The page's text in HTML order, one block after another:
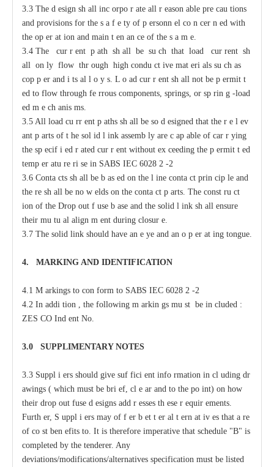
3.3 The d esign sh all inc orpo r ate all r eason able pre cau tions
and provisions for the s a f e ty of p ersonn el co n cer n ed with
the op er at ion and main t en an ce of the s a m e.
3.4 The cur r ent p ath sh all be su ch that load cur rent sh
all on ly flow thr ough high condu ct ive mat eri als su ch as
cop p er and i ts al l o y s. L o ad cur r ent sh all not be p ermit t
ed to flow through fe rrous components, springs, or sp rin g -load
ed m e ch anis ms.
3.5 All load cu rr ent p aths sh all be so d esigned that the r e l ev
ant p arts of t he sol id l ink assemb ly are c ap able of car r ying
the sp ecif i ed r ated cur r ent without ex ceeding the p ermit t ed
temp er atu re ri se in SABS IEC 6028 2 -2
3.6 Conta cts sh all be b as ed on the l ine conta ct prin cip le and
the re sh all be no w elds on the conta ct p arts. The const ru ct
ion of the Drop out f use b ase and the solid l ink sh all ensure
their mu tu al align m ent during closur e.
3.7 The solid link should have an e ye and an o p er at ing tongue.
4. MARKING AND IDENTIFICATION
4.1 M arkings to con form to SABS IEC 6028 2 -2
4.2 In addi tion , the following m arkin gs mu st be in cluded :
ZES CO Ind ent No.
3.0 SUPPLIMENTARY NOTES
3.3 Suppl i ers should give suf fici ent info rmation in cl uding dr
awings ( which must be bri ef, cl e ar and to the po int) on how
their drop out fuse d esigns add r esses th ese r equir ements.
Furth er, S uppl i ers may of f er b et t er al t ern at iv es that a re
of co st ben efits to. It is therefore imperative that schedule "B" is
completed by the tenderer. Any
deviations/modifications/alternatives specification must be listed